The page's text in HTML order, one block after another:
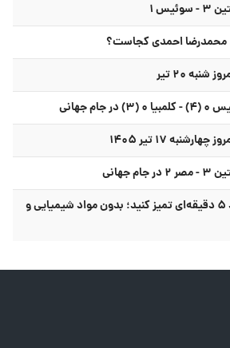
۱
محمدرضا احمدی کجاست؟
۲۰ تیر
جهانی
۱۷ تیر ۱۴۰۵
مایکروویو را با این ترفند ۵ دقیقه‌ای تمیز کنید؛ بدون مواد شیمیایی و